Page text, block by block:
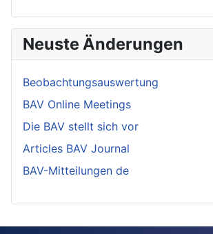
Neuste Änderungen
Beobachtungsauswertung
BAV Online Meetings
Die BAV stellt sich vor
Articles BAV Journal
BAV-Mitteilungen de